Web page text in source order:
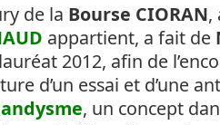
de la Bourse CIORAN,
appartient, a fait de
2012, afin de
d’un essai et d’une
, un concept